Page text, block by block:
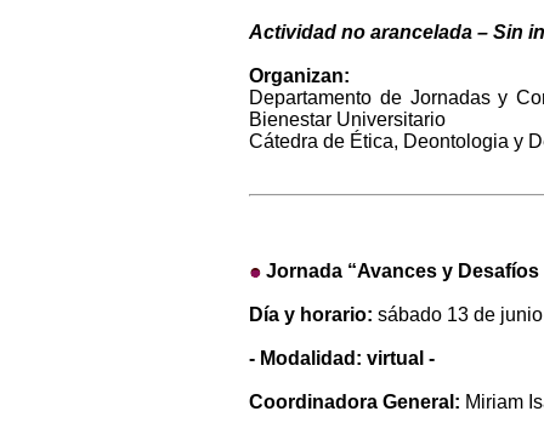
Actividad no arancelada – Sin
Organizan:
Departamento de Jornadas y
Bienestar Universitario
Cátedra de Ética, Deontologia y
Jornada “Avances y
Día y horario: sábado 13 de
- Modalidad: virtual -
Coordinadora General: Miriam